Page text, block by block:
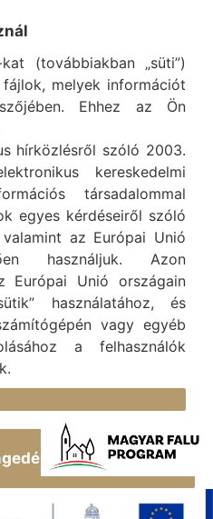
hivatalos honlapja
© 1996 - 2020
utca 2.
1996-2022 © Minden jog
kat (továbbiakban „süti”)
melyek információt
Ehhez az Ön
hírközlésről szóló 2003.
kereskedelmi
társadalommal
egyes kérdéseiről szóló
az Európai Unió
használjuk. Azon
Európai Unió országain
használatához, és
vagy egyéb
a felhasználók